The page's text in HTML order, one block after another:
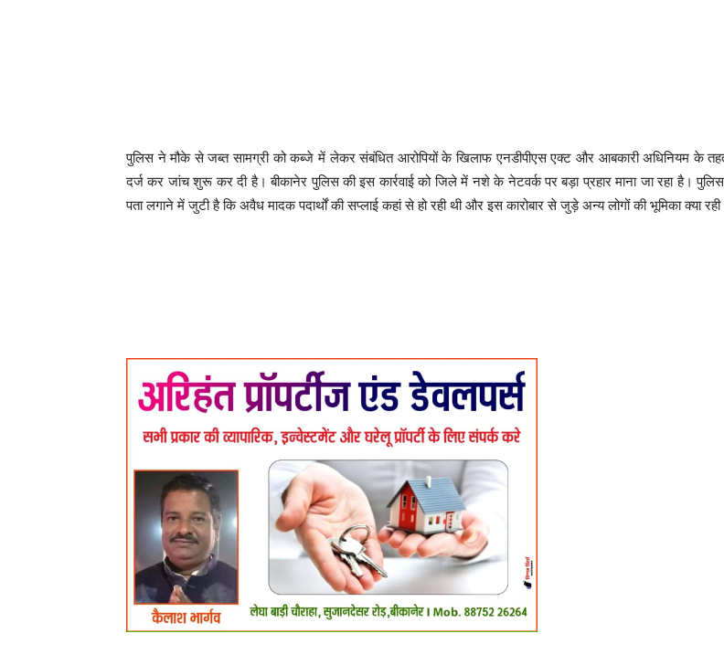
पुलिस ने मौके से जब्त सामग्री को कब्जे में लेकर संबंधित आरोपियों के खिलाफ एनडीपीएस एक्ट और आबकारी अधिनियम के
दर्ज कर जांच शुरू कर दी है। बीकानेर पुलिस की इस कार्रवाई को जिले में नशे के नेटवर्क पर बड़ा प्रहार माना जा रहा है।
पता लगाने में जुटी है कि अवैध मादक पदार्थों की सप्लाई कहां से हो रही थी और इस कारोबार से जुड़े अन्य लोगों की भूमिका क्या